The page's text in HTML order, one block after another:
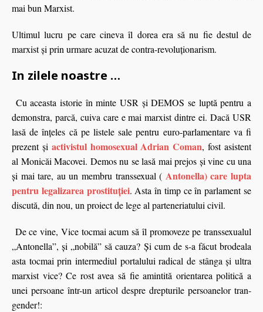
mai bun Marxist.
Ultimul lucru pe care cineva îl dorea era să nu fie destul de
marxist şi prin urmare acuzat de contra-revoluţionarism.
In zilele noastre …
Cu aceasta istorie în minte USR şi DEMOS se luptă pentru a
demonstra, parcă, cuiva care e mai marxist dintre ei. Dacă USR
lasă de înţeles că pe listele sale pentru euro-parlamentare va fi
prezent şi activistul homosexual Adrian Coman, fost asistent
al Monicăi Macovei. Demos nu se lasă mai prejos şi vine cu una
şi mai tare, au un membru transsexual ( Antonella) care lupta
pentru legalizarea prostituţiei. Asta în timp ce în parlament se
discută, din nou, un proiect de lege al parteneriatului civil.
De ce vine, Vice tocmai acum să îl promoveze pe transsexualul
„Antonella”, şi „nobilă” să cauza? Şi cum de s-a făcut brodeala
asta tocmai prin intermediul portalului radical de stânga şi ultra
marxist vice? Ce rost avea să fie amintită orientarea politică a
unei persoane într-un articol despre drepturile persoanelor tran-
gender!: